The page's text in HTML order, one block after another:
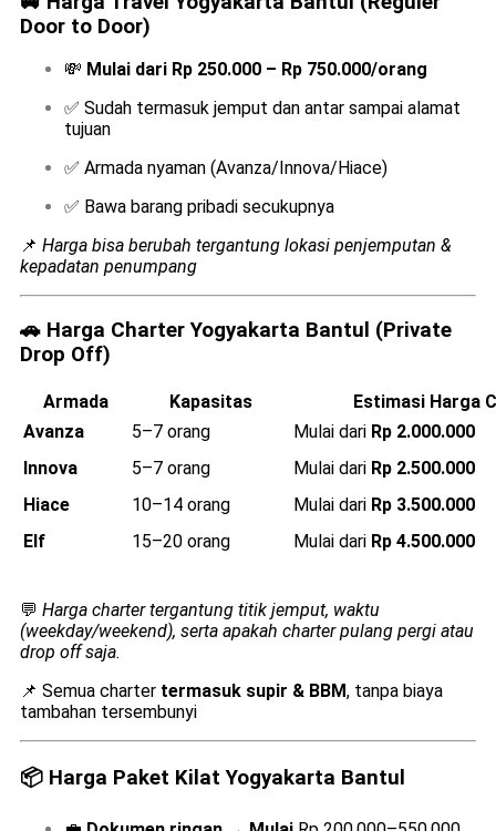
Door to Door)
💸 Mulai dari Rp 250.000 – Rp 750.000/orang
✅ Sudah termasuk jemput dan antar sampai alamat
tujuan
✅ Armada nyaman (Avanza/Innova/Hiace)
✅ Bawa barang pribadi secukupnya
📌 Harga bisa berubah tergantung lokasi penjemputan &
kepadatan penumpang
🚗 Harga Charter Yogyakarta Bantul (Private
Drop Off)
Armada Kapasitas
Estimasi Harga
Avanza
5–7 orang Mulai dari Rp 2.000.000
Innova
5–7 orang Mulai dari Rp 2.500.000
Hiace
10–14 orang Mulai dari Rp 3.500.000
Elf
15–20 orang Mulai dari Rp 4.500.000
💬 Harga charter tergantung titik jemput, waktu
(weekday/weekend), serta apakah charter pulang pergi atau
drop off saja.
📌 Semua charter termasuk supir & BBM, tanpa biaya
tambahan tersembunyi
📦 Harga Paket Kilat Yogyakarta Bantul